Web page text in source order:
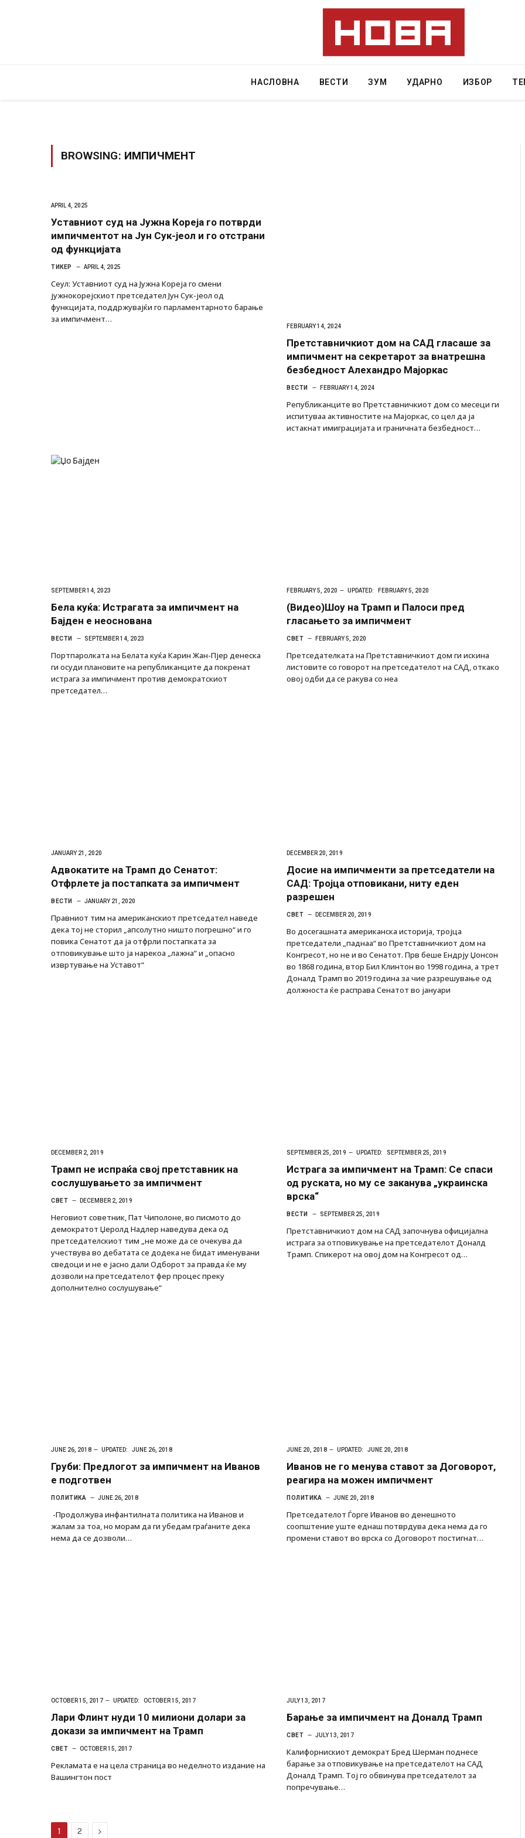
НАСЛОВНА ВЕСТИ ЗУМ УДАРНО ИЗБОР
BROWSING: ИМПИЧМЕНТ
APRIL 4, 2025
Уставниот суд на Јужна Кореја го потврди
импичментот на Јун Сук-јеол и го отстрани
од функцијата
ТИКЕР APRIL 4, 2025
Сеул: Уставниот суд на Јужна Кореја го смени
јужнокорејскиот претседател Јун Сук-јеол од
функцијата, поддржувајќи го парламентарното барање
за импичмент…
FEBRUARY 14, 2024
Претставничкиот дом на САД гласаше за
импичмент на секретарот за внатрешна
безбедност Алехандро Мајоркас
ВЕСТИ FEBRUARY 14, 2024
Републиканците во Претставничкиот дом со месеци ги
испитуваа активностите на Мајоркас, со цел да ја
истакнат имиграцијата и граничната безбедност…
SEPTEMBER 14, 2023
Бела куќа: Истрагата за импичмент на
Бајден е неоснована
ВЕСТИ SEPTEMBER 14, 2023
Портпаролката на Белата куќа Карин Жан-Пјер денеска
ги осуди плановите на републиканците да покренат
истрага за импичмент против демократскиот
претседател…
FEBRUARY 5, 2020 UPDATED: FEBRUARY 5, 2020
(Видео)Шоу на Трамп и Палоси пред
гласањето за импичмент
СВЕТ FEBRUARY 5, 2020
Претседателката на Претставничкиот дом ги искина
листовите со говорот на претседателот на САД, откако
овој одби да се ракува со неа
JANUARY 21, 2020
Aдвокатите на Трамп до Сенатот:
Отфрлете ја постапката за импичмент
ВЕСТИ JANUARY 21, 2020
Правниот тим на американскиот претседател наведе
дека тој не сторил „апсолутно ништо погрешно“ и го
повика Сенатот да ја отфрли постапката за
отповикување што ја нарекоа „лажна“ и „опасно
извртување на Уставот“
DECEMBER 20, 2019
Досие на импичменти за претседатели на
САД: Тројца отповикани, ниту еден
разрешен
СВЕТ DECEMBER 20, 2019
Во досегашната американска историја, тројца
претседатели „паднаа“ во Претставничкиот дом на
Конгресот, но не и во Сенатот. Прв беше Ендрју Џонсон
во 1868 година, втор Бил Клинтон во 1998 година, а трет
Доналд Трамп во 2019 година за чие разрешување од
должноста ќе расправа Сенатот во јануари
DECEMBER 2, 2019
Трамп не испраќа свој претставник на
сослушувањето за импичмент
СВЕТ DECEMBER 2, 2019
Неговиот советник, Пат Чиполоне, во писмото до
демократот Џеролд Надлер наведува дека од
претседателскиот тим „не може да се очекува да
учествува во дебатата се додека не бидат именувани
сведоци и не е јасно дали Одборот за правда ќе му
дозволи на претседателот фер процес преку
дополнително сослушување“
SEPTEMBER 25, 2019 UPDATED: SEPTEMBER 25, 2019
Истрага за импичмент на Трамп: Се спаси
од руската, но му се заканува „украинска
врска“
ВЕСТИ SEPTEMBER 25, 2019
Претставничкиот дом на САД започнува официјална
истрага за отповикување на претседателот Доналд
Трамп. Спикерот на овој дом на Конгресот од…
JUNE 26, 2018 UPDATED: JUNE 26, 2018
Груби: Предлогот за импичмент на Иванов
е подготвен
ПОЛИТИКА JUNE 26, 2018
-Продолжува инфантилната политика на Иванов и
жалам за тоа, но морам да ги убедам граѓаните дека
нема да се дозволи…
JUNE 20, 2018 UPDATED: JUNE 20, 2018
Иванов не го менува ставот за Договорот,
реагира на можен импичмент
ПОЛИТИКА JUNE 20, 2018
Претседателот Ѓорге Иванов во денешното
соопштение уште еднаш потврдува дека нема да го
промени ставот во врска со Договорот постигнат…
OCTOBER 15, 2017 UPDATED: OCTOBER 15, 2017
Лари Флинт нуди 10 милиони долари за
докази за импичмент на Трамп
СВЕТ OCTOBER 15, 2017
Рекламата е на цела страница во неделното издание на
Вашингтон пост
JULY 13, 2017
Барање за импичмент на Доналд Трамп
СВЕТ JULY 13, 2017
Калифорнискиот демократ Бред Шерман поднесе
барање за отповикување на претседателот на САД
Доналд Трамп. Тој го обвинува претседателот за
попречување…
1 2 Next
AUGUST 2, 2026